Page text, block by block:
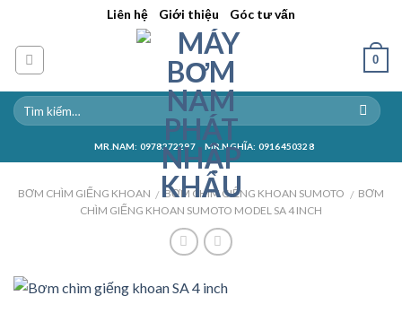
content
Liên hệ Giới thiệu Góc tư vấn
0
MR.NAM: 0978272297 MR.NGHĨA: 0916450328
BƠM CHÌM GIẾNG KHOAN / BƠM CHÌM GIẾNG KHOAN SUMOTO / BƠM
CHÌM GIẾNG KHOAN SUMOTO MODEL SA 4 INCH